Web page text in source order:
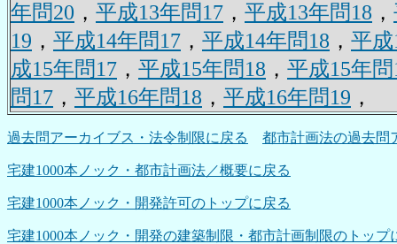
年問20 ， 平成13年問17 ， 平成13年問18 ，
19 ， 平成14年問17 ， 平成14年問18 ， 平成
成15年問17 ， 平成15年問18 ， 平成15年問
問17 ， 平成16年問18 ， 平成16年問19 ，
過去問アーカイブス・法令制限に戻る 都市計画法の過去問
宅建1000本ノック・都市計画法／概要に戻る
宅建1000本ノック・開発許可のトップに戻る
宅建1000本ノック・開発の建築制限・都市計画制限のトップ